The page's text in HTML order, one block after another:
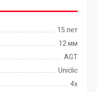
15 лет
12 мм
AGT
Uniclic
4x